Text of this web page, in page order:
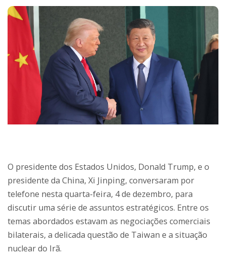
O presidente dos Estados Unidos, Donald Trump, e o
presidente da China, Xi Jinping, conversaram por
telefone nesta quarta-feira, 4 de dezembro, para
discutir uma série de assuntos estratégicos. Entre os
temas abordados estavam as negociações comerciais
bilaterais, a delicada questão de Taiwan e a situação
nuclear do Irã.